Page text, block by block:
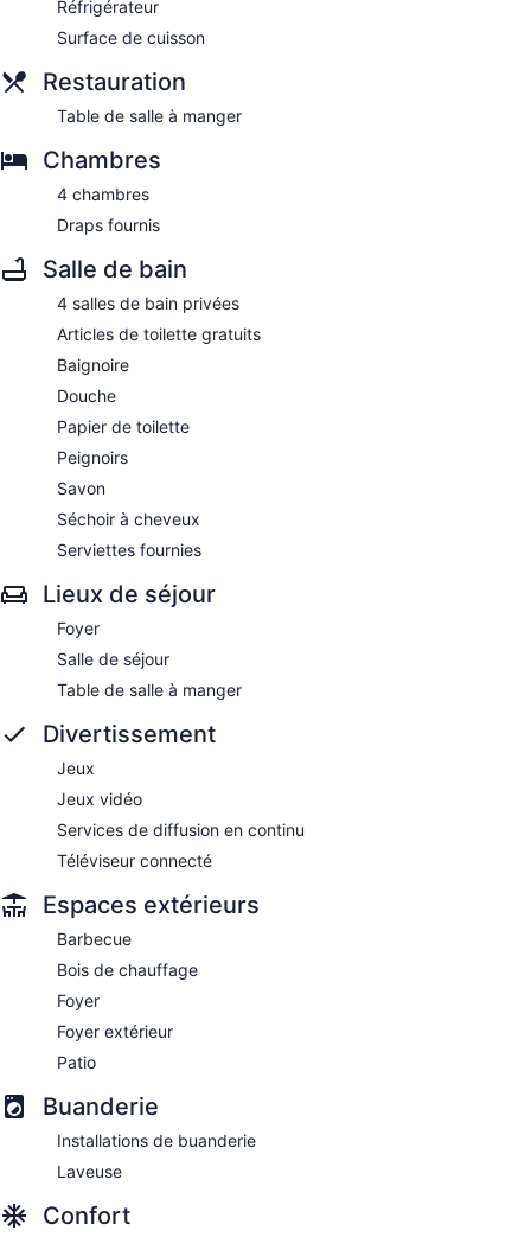
Réfrigérateur
Surface de cuisson
Restauration
Table de salle à manger
Chambres
4 chambres
Draps fournis
Salle de bain
4 salles de bain privées
Articles de toilette gratuits
Baignoire
Douche
Papier de toilette
Peignoirs
Savon
Séchoir à cheveux
Serviettes fournies
Lieux de séjour
Foyer
Salle de séjour
Table de salle à manger
Divertissement
Jeux
Jeux vidéo
Services de diffusion en continu
Téléviseur connecté
Espaces extérieurs
Barbecue
Bois de chauffage
Foyer
Foyer extérieur
Patio
Buanderie
Installations de buanderie
Laveuse
Confort